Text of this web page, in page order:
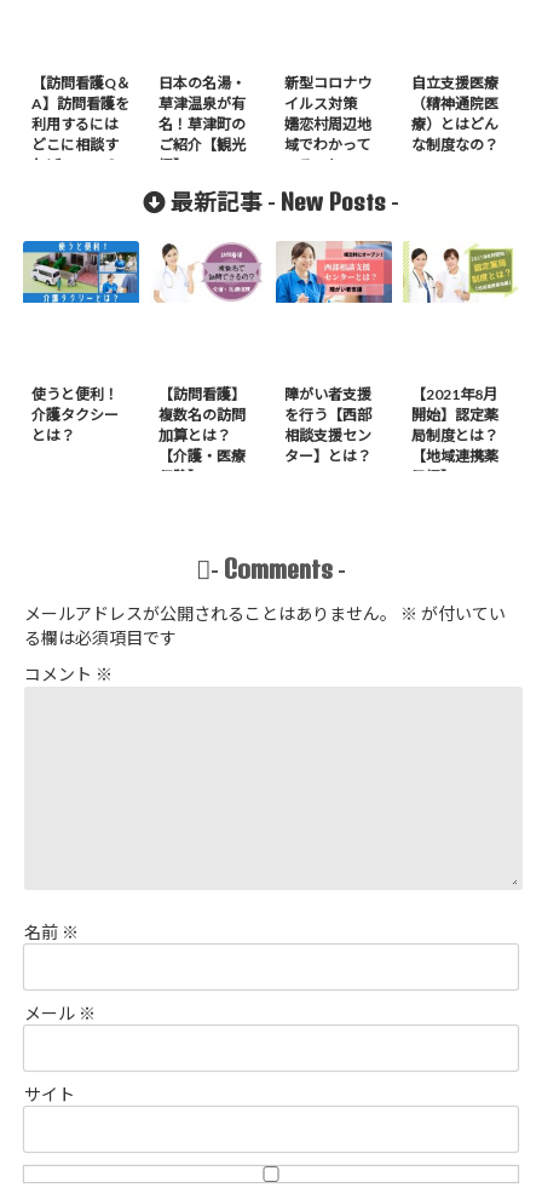
【訪問看護Q＆
A】訪問看護を
利用するには
どこに相談す
ればいいの？
日本の名湯・
草津温泉が有
名！草津町の
ご紹介【観光
編】
新型コロナウ
イルス対策
嬬恋村周辺地
域でわかって
いること
自立支援医療
（精神通院医
療）とはどん
な制度なの？
最新記事 - New Posts -
使うと便利！
介護タクシー
とは？
【訪問看護】
複数名の訪問
加算とは？
【介護・医療
保険】
障がい者支援
を行う【西部
相談支援セン
ター】とは？
【2021年8月
開始】認定薬
局制度とは？
【地域連携薬
局編】
- Comments -
メールアドレスが公開されることはありません。 ※ が付いてい
る欄は必須項目です
コメント ※
名前 ※
メール ※
サイト